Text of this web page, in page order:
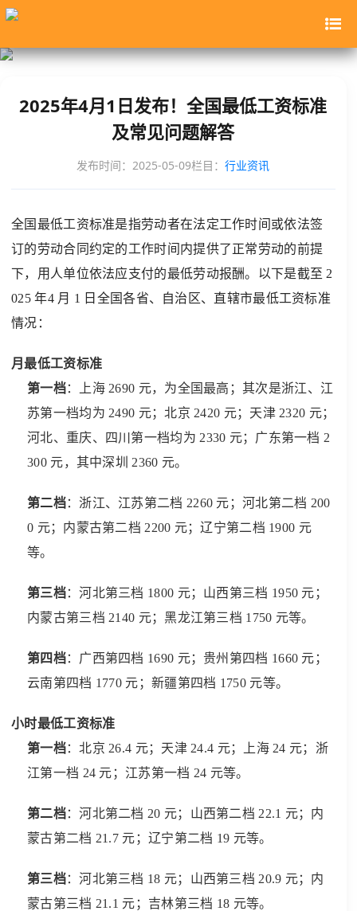
2025年4月1日发布！全国最低工资标准
及常见问题解答
发布时间：2025-05-09栏目：行业资讯
全国最低工资标准是指劳动者在法定工作时间或依法签
订的劳动合同约定的工作时间内提供了正常劳动的前提
下，用人单位依法应支付的最低劳动报酬。以下是截至 2
025 年4 月 1 日全国各省、自治区、直辖市最低工资标准
情况：
月最低工资标准
第一档：上海 2690 元，为全国最高；其次是浙江、江
苏第一档均为 2490 元；北京 2420 元；天津 2320 元；
河北、重庆、四川第一档均为 2330 元；广东第一档 2
300 元，其中深圳 2360 元。
第二档：浙江、江苏第二档 2260 元；河北第二档 200
0 元；内蒙古第二档 2200 元；辽宁第二档 1900 元
等。
第三档：河北第三档 1800 元；山西第三档 1950 元；
内蒙古第三档 2140 元；黑龙江第三档 1750 元等。
第四档：广西第四档 1690 元；贵州第四档 1660 元；
云南第四档 1770 元；新疆第四档 1750 元等。
小时最低工资标准
第一档：北京 26.4 元；天津 24.4 元；上海 24 元；浙
江第一档 24 元；江苏第一档 24 元等。
第二档：河北第二档 20 元；山西第二档 22.1 元；内
蒙古第二档 21.7 元；辽宁第二档 19 元等。
第三档：河北第三档 18 元；山西第三档 20.9 元；内
蒙古第三档 21.1 元；吉林第三档 18 元等。